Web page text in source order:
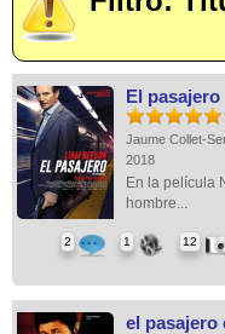
El pasajero
Jaume Collet-
2018
En la película
hombre...
2 1 12
el pasajero